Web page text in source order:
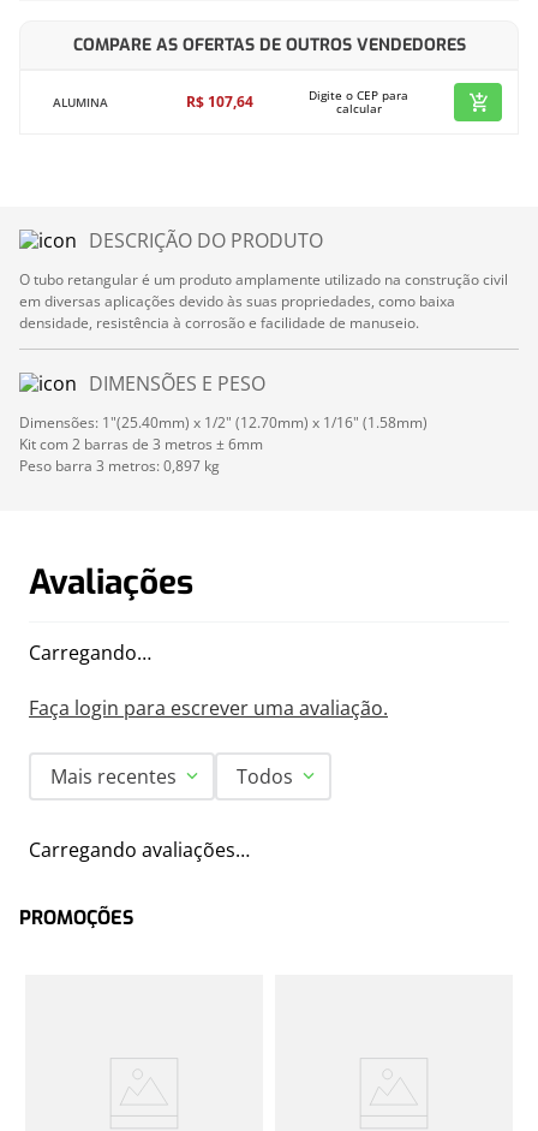
COMPARE AS OFERTAS DE OUTROS VENDEDORES
ALUMINA R$ 107,64 Digite o CEP para
calcular
DESCRIÇÃO DO PRODUTO
O tubo retangular é um produto amplamente utilizado na construção civil
em diversas aplicações devido às suas propriedades, como baixa
densidade, resistência à corrosão e facilidade de manuseio.
DIMENSÕES E PESO
Dimensões: 1"(25.40mm) x 1/2" (12.70mm) x 1/16" (1.58mm)
Kit com 2 barras de 3 metros ± 6mm
Peso barra 3 metros: 0,897 kg
Avaliações
Carregando…
Faça login para escrever uma avaliação.
Mais recentes Todos
Carregando avaliações…
PROMOÇÕES